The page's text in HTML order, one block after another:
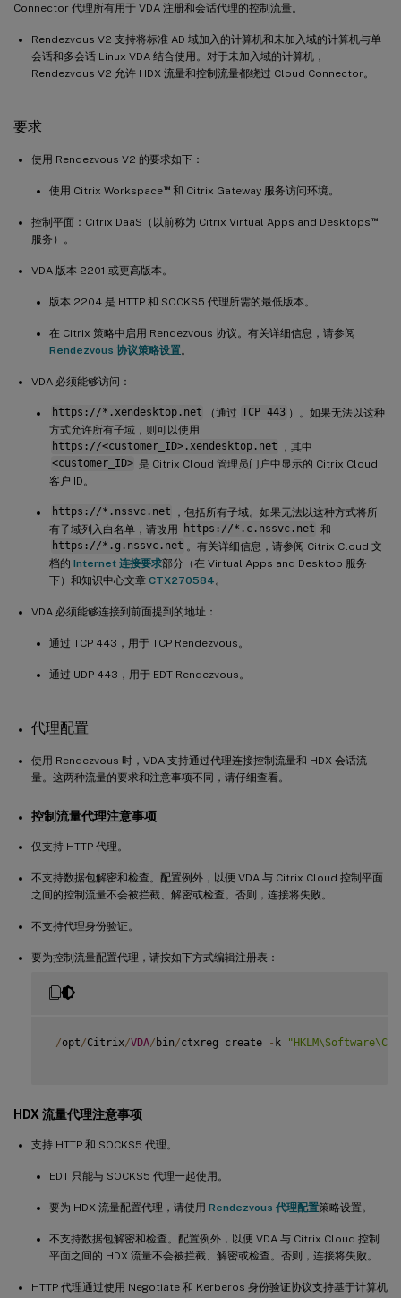
Connector 代理所有用于 VDA 注册和会话代理的控制流量。
Rendezvous V2 支持将标准 AD 域加入的计算机和未加入域的计算机与单
会话和多会话 Linux VDA 结合使用。对于未加入域的计算机，
Rendezvous V2 允许 HDX 流量和控制流量都绕过 Cloud Connector。
要求
使用 Rendezvous V2 的要求如下：
使用 Citrix Workspace™和 Citrix Gateway 服务访问环境。
控制平面：Citrix DaaS（以前称为 Citrix Virtual Apps and Desktops ™
服务）。
VDA 版本 2201 或更高版本。
版本 2204 是 HTTP 和 SOCKS5 代理所需的最低版本。
在 Citrix 策略中启用 Rendezvous 协议。有关详细信息，请参阅
Rendezvous 协议策略设置。
VDA 必须能够访问：
https://*.xendesktop.net （通过 TCP 443 ）。如果无法以这种
方式允许所有子域，则可以使用
https://<customer_ID>.xendesktop.net
，其中
<customer_ID> 是 Citrix Cloud 管理员门户中显示的 Citrix Cloud
客户 ID。
https://*.nssvc.net
，包括所有子域。如果无法以这种方式将所
有子域列入白名单，请改用
https://*.c.nssvc.net 和
https://*.g.nssvc.net 。有关详细信息，请参阅 Citrix Cloud 文
档的 Internet 连接要求部分（在 Virtual Apps and Desktop 服务
下）和知识中心文章 CTX270584 。
VDA 必须能够连接到前面提到的地址：
通过 TCP 443，用于 TCP Rendezvous。
通过 UDP 443，用于 EDT Rendezvous。
代理配置
使用 Rendezvous 时，VDA 支持通过代理连接控制流量和 HDX 会话流
量。这两种流量的要求和注意事项不同，请仔细查看。
控制流量代理注意事项
仅支持 HTTP 代理。
不支持数据包解密和检查。配置例外，以便 VDA 与 Citrix Cloud 控制平面
之间的控制流量不会被拦截、解密或检查。否则，连接将失败。
不支持代理身份验证。
要为控制流量配置代理，请按如下方式编辑注册表：
/opt/Citrix/VDA/ bin/ctxreg create - k
HDX 流量代理注意事项
支持 HTTP 和 SOCKS5 代理。
EDT 只能与 SOCKS5 代理一起使用。
要为 HDX 流量配置代理，请使用 Rendezvous 代理配置策略设置。
不支持数据包解密和检查。配置例外，以便 VDA 与 Citrix Cloud 控制
平面之间的 HDX 流量不会被拦截、解密或检查。否则，连接将失败。
HTTP 代理通过使用 Negotiate 和 Kerberos 身份验证协议支持基于计算机